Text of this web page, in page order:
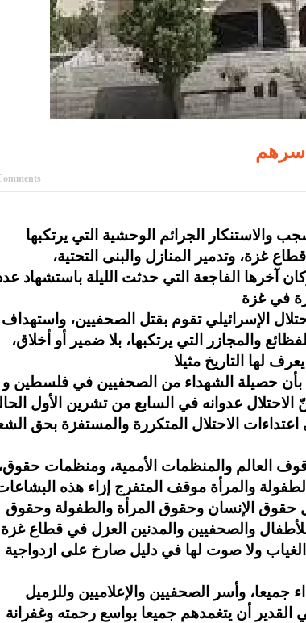
والاستنكار الجرائم الوحشية التي يرتكبها
غزة، وتدمير المنازل والبنى التحتية،
آخرها الفاجعة التي حدثت الليلة باستشهاد
الإسرائيلي تقوم بقتل الصحفيين، واستهداف
والمجازر التي يرتكبها، بلا ضمير أو أخلاق،
بأن حصيلة الشهداء من الصحفيين في فلسطين و
منذ أن شنّ الاحتلال عدوانه في السابع من تشرين الأول
الاحتلال المتكررة والمستفزة بحق
العالم والمنظمات الأممية، ومنظمات
والمرأة موقف المتفرج إزاء هذه
حقوق الإنسان وحقوق المرأة والطفولة وحقوق
للأطفال والصحفيين والمدنين العزل في قطاع غزة
ولا صوت لها في دليل صارخ على ازدواجية
جميعا، وأسر الصحفيين والإعلاميين وللزميل
القدير أن يتغمدهم جميعا بواسع رحمته وغفرانة